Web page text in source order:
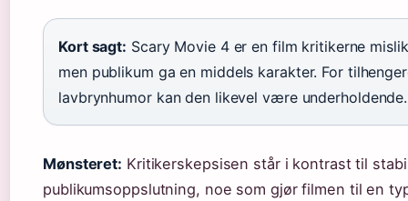
Kort sagt: Scary Movie 4 er en film kritikerne
men publikum ga en middels karakter. For
lavbrynhumor kan den likevel være underholdende.
Mønsteret: Kritikerskepsisen står i kontrast til
publikumsoppslutning, noe som gjør filmen til en